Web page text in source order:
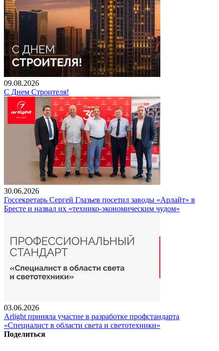
09.08.2026
С Днем Строителя!
30.06.2026
Госсекретарь Сергей Глазьев посетил заводы «Арлайт» в
Бресте и назвал их «технико-экономическим чудом»
03.06.2026
Arlight приняла участие в разработке профстандарта
«Специалист в области света и светотехники»
Поделиться